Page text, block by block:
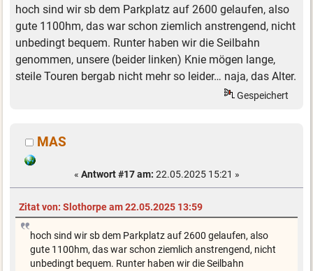
hoch sind wir sb dem Parkplatz auf 2600 gelaufen, also
gute 1100hm, das war schon ziemlich anstrengend, nicht
unbedingt bequem. Runter haben wir die Seilbahn
genommen, unsere (beider linken) Knie mögen lange,
steile Touren bergab nicht mehr so leider… naja, das Alter.
Gespeichert
MAS
« Antwort #17 am: 22.05.2025 15:21 »
Zitat von: Slothorpe am 22.05.2025 13:59
hoch sind wir sb dem Parkplatz auf 2600 gelaufen, also
gute 1100hm, das war schon ziemlich anstrengend, nicht
unbedingt bequem. Runter haben wir die Seilbahn